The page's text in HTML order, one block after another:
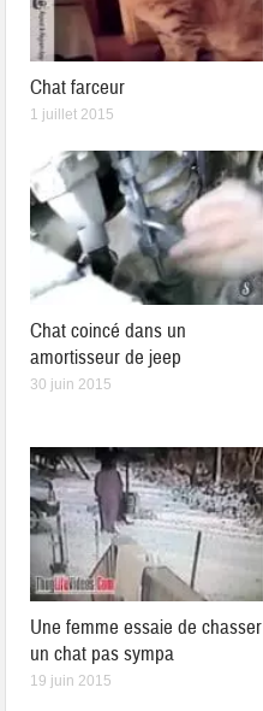
Chat farceur
1 juillet 2015
Chat coincé dans un
amortisseur de jeep
30 juin 2015
Une femme essaie de chasser
un chat pas sympa
19 juin 2015